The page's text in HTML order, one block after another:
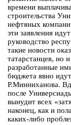
времени
строительства
нефтяных
эти заявления
руководство
такие новости
татарстанцев, но
разработанные
бюджета явно
Р.Минниханова.
после
вынудит всех
наконец, как и
каких-либо